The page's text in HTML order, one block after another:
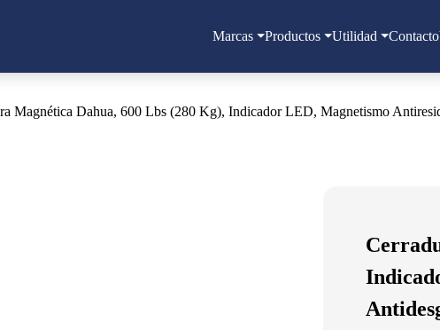
Marcas Productos Utilidad Contacto
Magnética Dahua, 600 Lbs (280 Kg), Indicador LED, Magnetismo